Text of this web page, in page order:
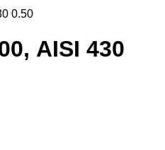
0.50
AISI 430